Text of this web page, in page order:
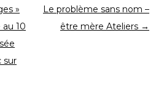
»
10
sur
Le problème sans nom –
être mère Ateliers →